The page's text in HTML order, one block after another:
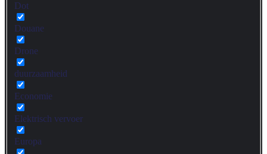
Dot
Douane
Drone
duurzaamheid
Economie
Elektrisch vervoer
Europa